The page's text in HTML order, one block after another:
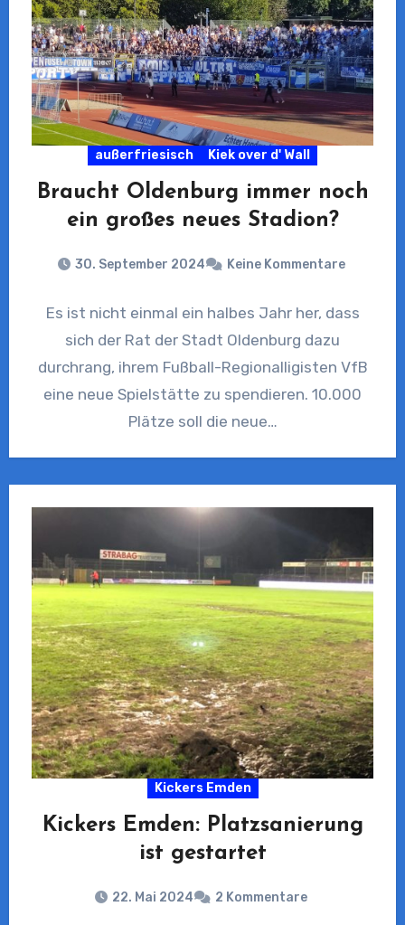
außerfriesisch Kiek over d' Wall
Braucht Oldenburg immer noch
ein großes neues Stadion?
30. September 2024 Keine Kommentare
Es ist nicht einmal ein halbes Jahr her, dass
sich der Rat der Stadt Oldenburg dazu
durchrang, ihrem Fußball-Regionalligisten VfB
eine neue Spielstätte zu spendieren. 10.000
Plätze soll die neue…
Kickers Emden
Kickers Emden: Platzsanierung
ist gestartet
22. Mai 2024 2 Kommentare